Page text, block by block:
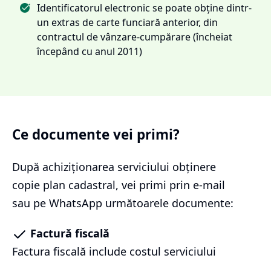
Identificatorul electronic se poate obține dintr-
un extras de carte funciară anterior, din
contractul de vânzare-cumpărare (încheiat
începând cu anul 2011)
Ce documente vei primi?
După achiziționarea serviciului obținere
copie plan cadastral, vei primi prin e-mail
sau pe WhatsApp următoarele documente:
Factură fiscală
Factura fiscală include costul serviciului